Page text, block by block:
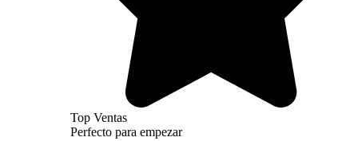
Top Ventas
Perfecto para empezar